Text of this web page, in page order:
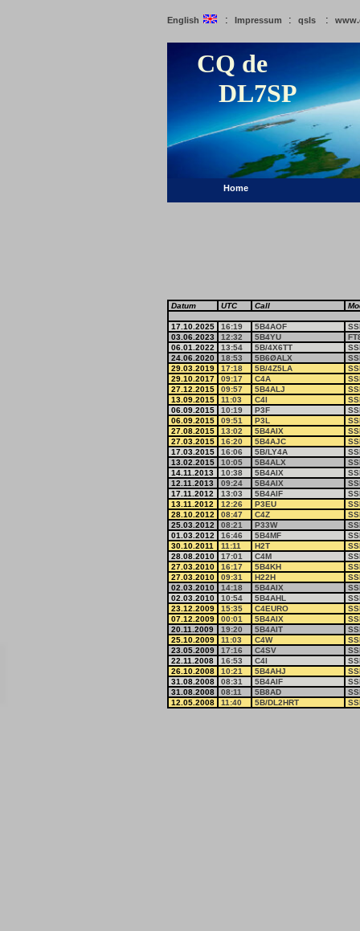
English : Impressum : qsls :
CQ de
DL7SP
Home
Datum UTC Call
17.10.2025 16:19 5B4AOF
03.06.2023
12:32 5B4YU
06.01.2022
13:54 5B/4X6TT
24.06.2020
18:53 5B6ØALX
29.03.2019
17:18 5B/4Z5LA
29.10.2017
09:17 C4A
27.12.2015
09:57 5B4ALJ
13.09.2015
11:03 C4I
06.09.2015
10:19 P3F
06.09.2015
09:51 P3L
27.08.2015
13:02 5B4AIX
27.03.2015
16:20 5B4AJC
17.03.2015
16:06 5B/LY4A
13.02.2015
10:05 5B4ALX
14.11.2013
10:38 5B4AIX
12.11.2013
09:24 5B4AIX
17.11.2012
13:03 5B4AIF
13.11.2012
12:26 P3EU
28.10.2012
08:47 C4Z
25.03.2012
08:21 P33W
01.03.2012
16:46 5B4MF
30.10.2011
11:11 H2T
28.08.2010
17:01 C4M
27.03.2010
16:17 5B4KH
27.03.2010
09:31 H22H
02.03.2010
14:18 5B4AIX
02.03.2010
10:54 5B4AHL
23.12.2009
15:35 C4EURO
07.12.2009
00:01 5B4AIX
20.11.2009
19:20 5B4AIT
25.10.2009
11:03 C4W
23.05.2009
17:16 C4SV
22.11.2008
16:53 C4I
26.10.2008
10:21 5B4AHJ
31.08.2008
08:31 5B4AIF
31.08.2008
08:11 5B8AD
12.05.2008
11:40 5B/DL2HRT